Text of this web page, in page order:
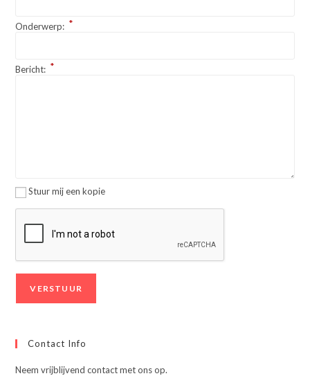
Onderwerp: *
Bericht: *
Stuur mij een kopie
Contact Info
Neem vrijblijvend contact met ons op.